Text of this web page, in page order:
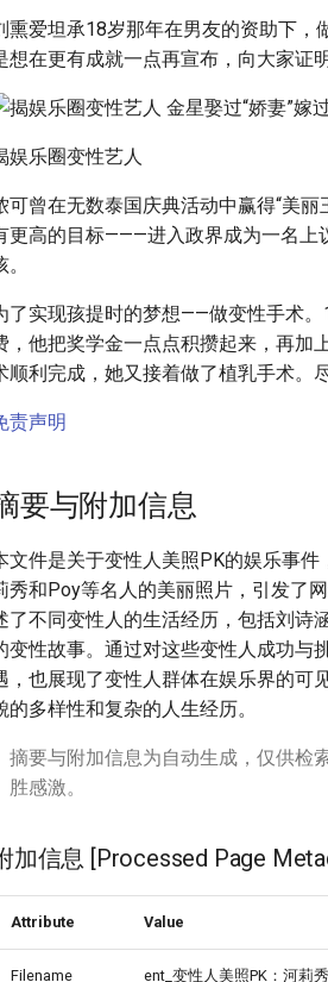
熏爱坦承18岁那年在男友的资助下，
想在更有成就一点再宣布，向大家证
娱乐圈变性艺人
可曾在无数泰国庆典活动中赢得“美
更高的目标———进入政界成为一名上
。
了实现孩提时的梦想——做变性手术
，他把奖学金一点点积攒起来，再加
顺利完成，她又接着做了植乳手术。
责声明
要与附加信息
文件是关于变性人美照PK的娱乐事
秀和Poy等名人的美丽照片，引发了
了不同变性人的生活经历，包括刘诗
变性故事。通过对这些变性人成功与
，也展现了变性人群体在娱乐界的可
的多样性和复杂的人生经历。
摘要与附加信息为自动生成，仅供检
胜感激。
加信息 [Processed Page
Attribute Value
Filename ent_变性人美照PK：河莉